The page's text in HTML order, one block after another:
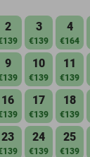
2 3
€139
4
€164
9 10
€139
11
€139
16 17
€139
18
€139
23 24
€139
25
€139